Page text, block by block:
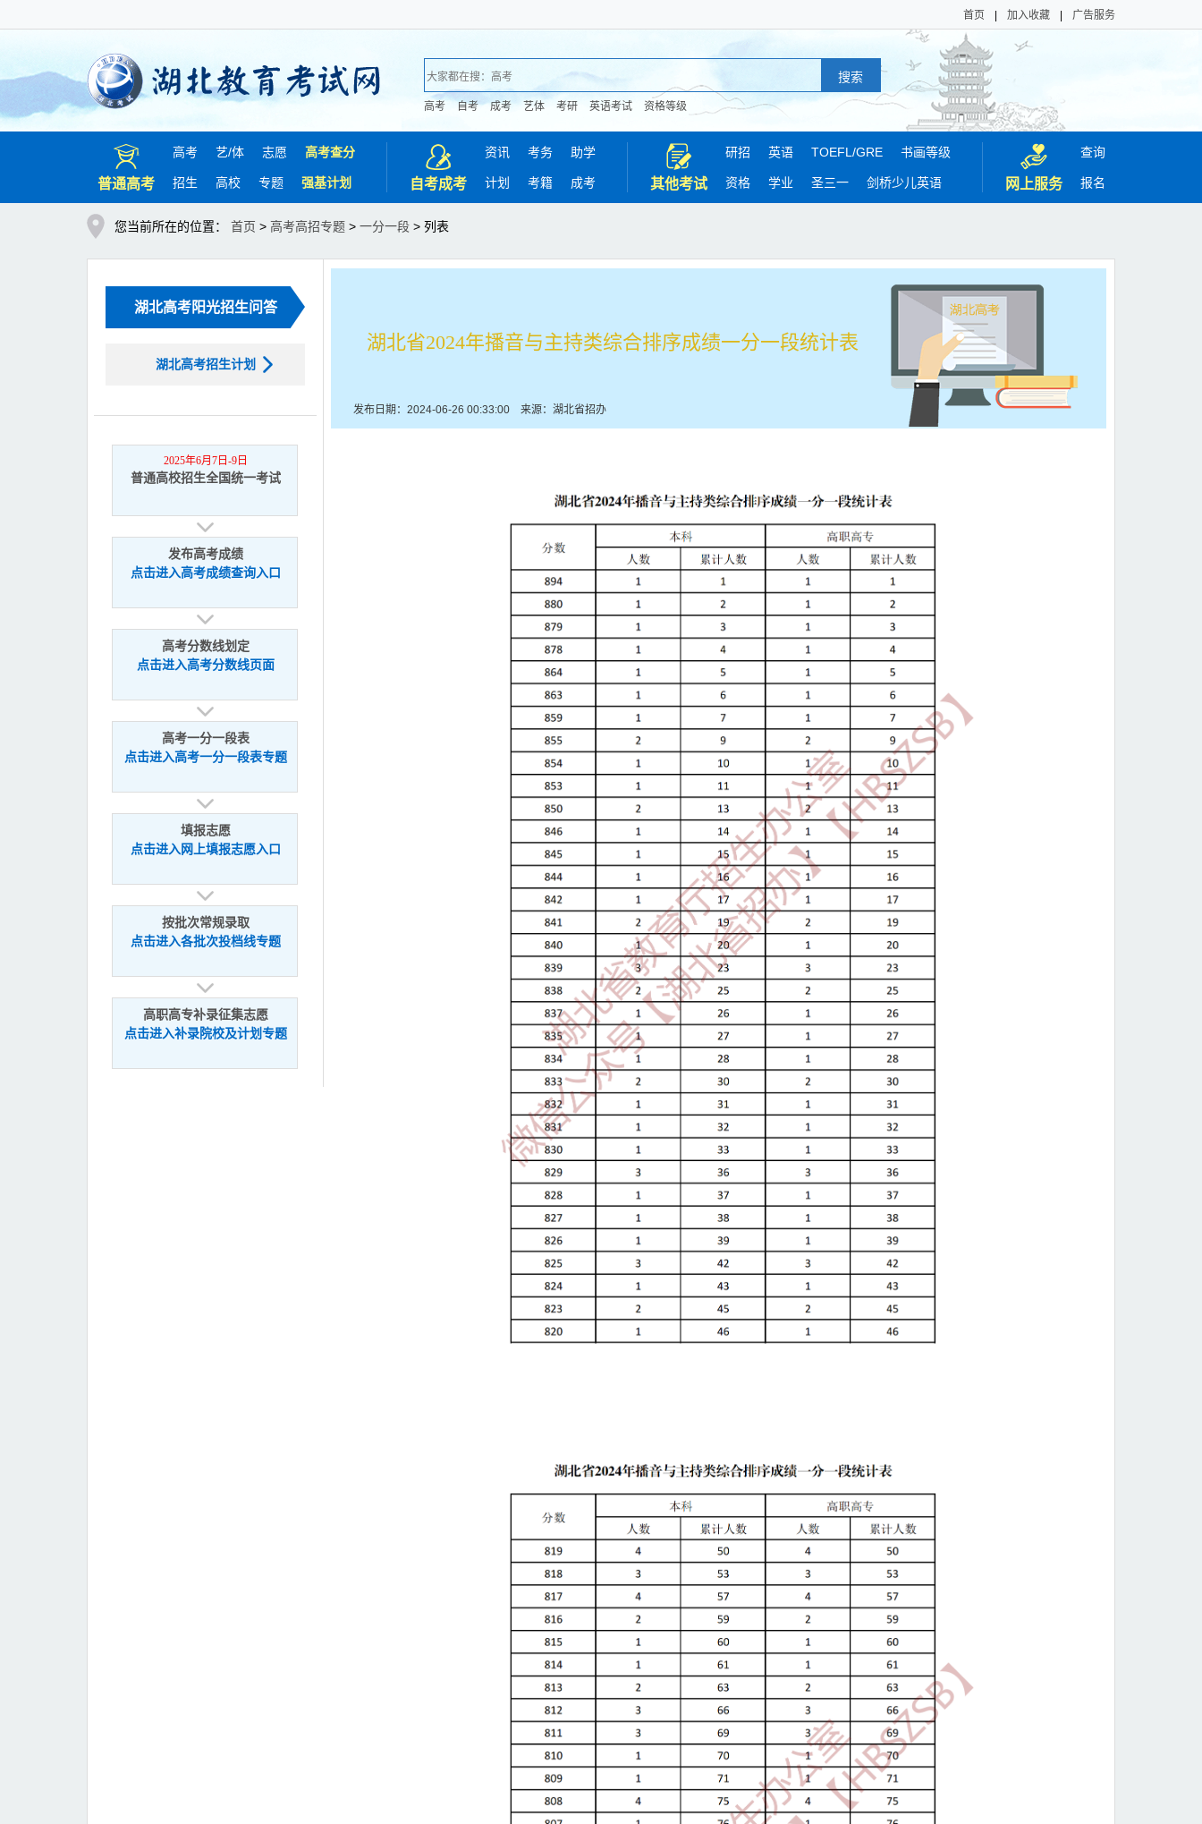
首页 加入收藏 广告服务
高考 自考 成考 艺体 考研 英语考试 资格等级
普通高考
高考 艺/体 志愿 高考查分
招生 高校 专题 强基计划 自考成考
资讯 考务 助学
计划 考籍 成考 其他考试
研招 英语 TOEFL/GRE 书画等级
资格 学业 圣三一 剑桥少儿英语 网上服务
查询
报名
您当前所在的位置： 首页 > 高考高招专题 > 一分一段 > 列表
湖北高考阳光招生问答
湖北高考招生计划
2025年6月7日-9日
普通高校招生全国统一考试
发布高考成绩
点击进入高考成绩查询入口
高考分数线划定
点击进入高考分数线页面
高考一分一段表
点击进入高考一分一段表专题
填报志愿
点击进入网上填报志愿入口
按批次常规录取
点击进入各批次投档线专题
高职高专补录征集志愿
点击进入补录院校及计划专题
湖北省2024年播音与主持类综合排序成绩一分一段统计表
发布日期：2024-06-26 00:33:00 来源：湖北省招办